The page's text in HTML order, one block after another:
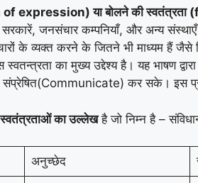
of expression) या बोलने की
सरकारें, जनसंचार कम्पनियाँ, और अन्य
के व्यक्त करने के जितने भी माध्यम हैं
स्वतन्त्रता का मुख्य उद्देश्य है। यह भाषण
कर सके। इस
का उल्लेखहै जो निम्न है –
अनुच्छेद